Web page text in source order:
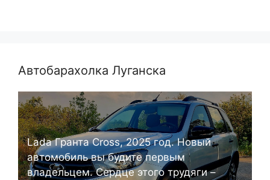
Автобарахолка Луганска
Lada Гранта Cross, 2025 год. Новый
автомобиль вы будите первым
владельцем. Сердце этого трудяги –